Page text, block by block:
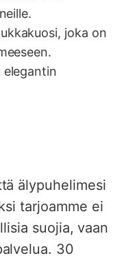
joka on
elegantin
älypuhelimesi
tarjoamme ei
suojia, vaan
30